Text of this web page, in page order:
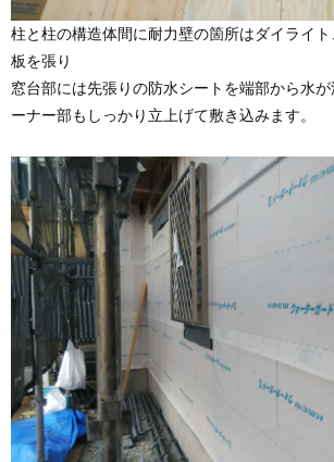
柱と柱の構造体間に耐力壁の箇所はダイライ
板を張り
窓台部には先張りの防水シートを端部から水
ーナー部もしっかり立上げて敷き込みます。